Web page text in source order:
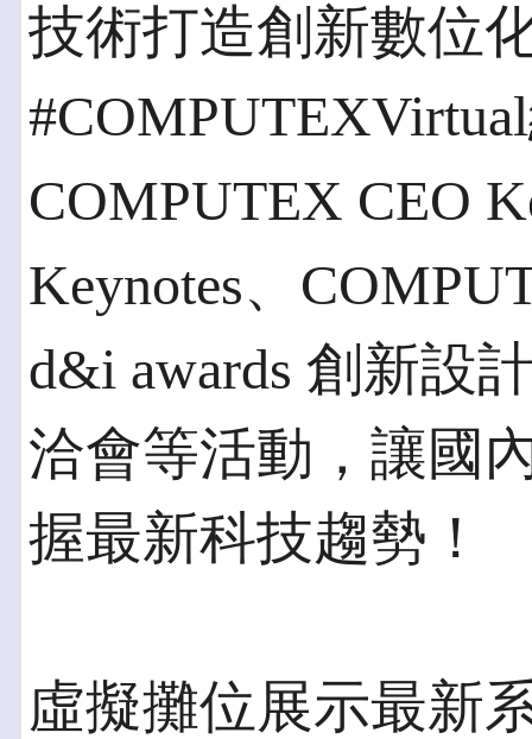
技術打造創新數位
COMPUTEX CEO
Keynotes、
d&i awards 創新設
洽會等活動，讓國
握最新科技趨勢！
虛擬攤位展示最新